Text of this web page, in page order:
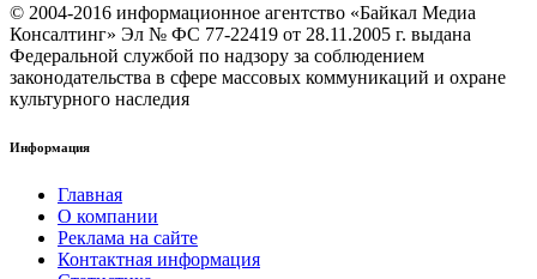
© 2004-2016 информационное агентство «Байкал Медиа
Консалтинг» Эл № ФС 77-22419 от 28.11.2005 г. выдана
Федеральной службой по надзору за соблюдением
законодательства в сфере массовых коммуникаций и охране
культурного наследия
Информация
Главная
О компании
Реклама на сайте
Контактная информация